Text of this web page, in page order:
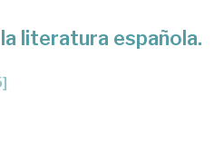
literatura española.